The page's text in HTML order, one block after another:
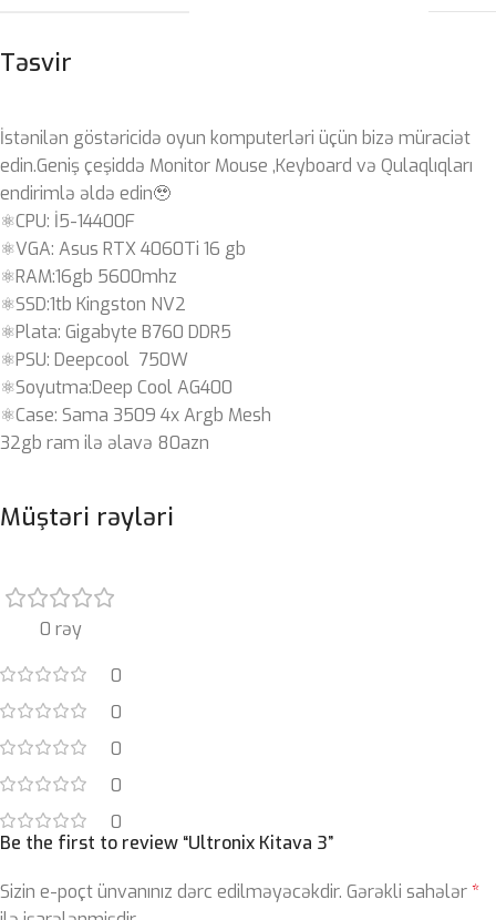
Təsvir
İstənilən göstəricidə oyun komputerləri üçün bizə müraciət
edin.Geniş çeşiddə Monitor Mouse ,Keyboard və Qulaqlıqları
endirimlə əldə edin🥹
⚛️CPU: İ5-14400F
⚛️VGA: Asus RTX 4060Ti 16 gb
⚛️RAM:16gb 5600mhz
⚛️SSD:1tb Kingston NV2
⚛️Plata: Gigabyte B760 DDR5
⚛️PSU: Deepcool 750W
⚛️Soyutma:Deep Cool AG400
⚛️Case: Sama 3509 4x Argb Mesh
32gb ram ilə əlavə 80azn
Müştəri rəyləri
0 rəy
0
0
0
0
0
Be the first to review “Ultronix Kitava 3”
Sizin e-poçt ünvanınız dərc edilməyəcəkdir. Gərəkli sahələr*